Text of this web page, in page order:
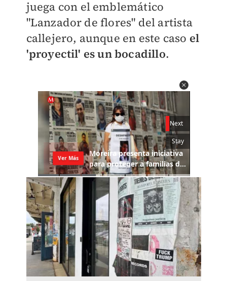
juega con el emblemático
"Lanzador de flores" del artista
callejero, aunque en este caso el
'proyectil' es un bocadillo.